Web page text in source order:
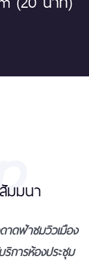
มมนา
าดฟ้าชมวิวเมือง
การห้องประชุม